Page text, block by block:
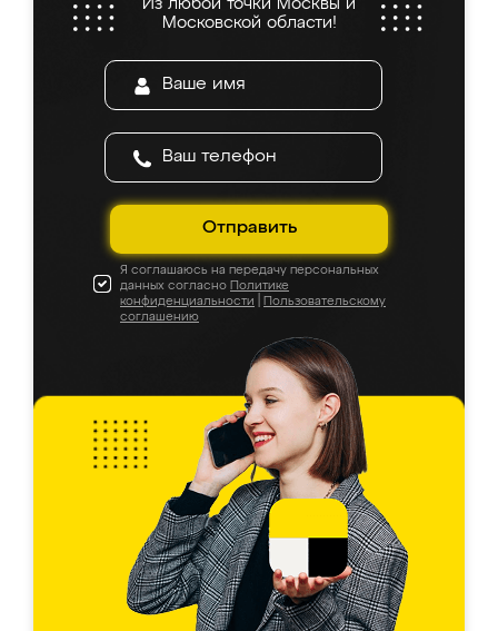
Из любой точки Москвы и
Московской области!
Отправить
Я соглашаюсь на передачу персональных
данных согласно Политике
конфиденциальности
Пользовательскому
соглашению